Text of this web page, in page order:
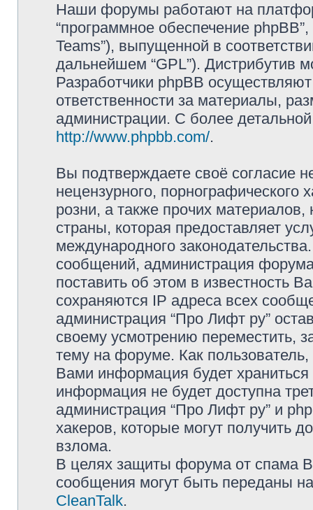
Наши форумы работают на
“программное обеспечение
Teams”), выпущенной в
дальнейшем “GPL”). Дистрибутив
Разработчики phpBB
ответственности за материалы,
администрации. С более
http://www.phpbb.com/.
Вы подтверждаете своё согласие
нецензурного, порнографического
розни, а также прочих
страны, которая предоставляет
международного
сообщений, администрация
поставить об этом в известность
сохраняются IP адреса всех
администрация “Про Лифт ру”
своему усмотрению переместить,
тему на форуме. Как
Вами информация будет
информация не будет доступна
администрация “Про Лифт ру” и
хакеров, которые могут получить
взлома.
В целях защиты форума от спама
сообщения могут быть переданы
CleanTalk.